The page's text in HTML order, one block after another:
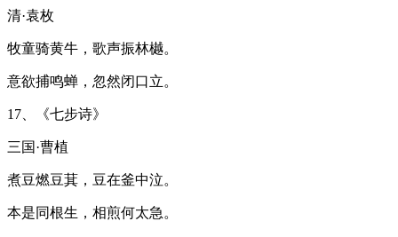
清·袁枚
牧童骑黄牛，歌声振林樾。
意欲捕鸣蝉，忽然闭口立。
17、《七步诗》
三国·曹植
煮豆燃豆萁，豆在釜中泣。
本是同根生，相煎何太急。